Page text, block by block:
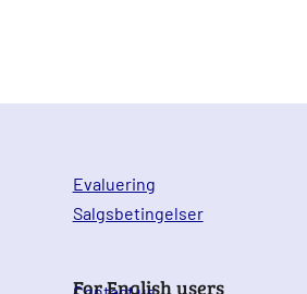
Evaluering
Salgsbetingelser
For English users